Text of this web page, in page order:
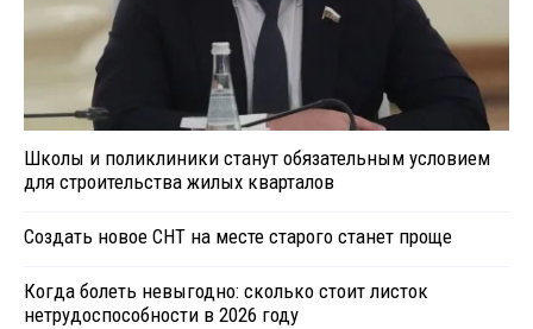
Школы и поликлиники станут обязательным условием
для строительства жилых кварталов
Создать новое СНТ на месте старого станет проще
Когда болеть невыгодно: сколько стоит листок
нетрудоспособности в 2026 году